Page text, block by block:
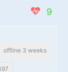
9
offline 3 weeks